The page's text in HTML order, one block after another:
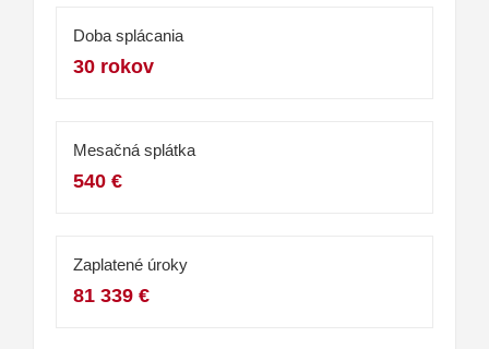
Doba splácania
30 rokov
Mesačná splátka
540 €
Zaplatené úroky
81 339 €